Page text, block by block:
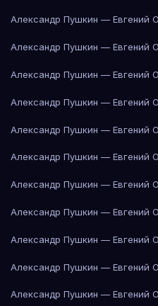
Александр Пушкин — Евгений
Александр Пушкин — Евгений
Александр Пушкин — Евгений
Александр Пушкин — Евгений
Александр Пушкин — Евгений
Александр Пушкин — Евгений
Александр Пушкин — Евгений
Александр Пушкин — Евгений
Александр Пушкин — Евгений
Александр Пушкин — Евгений
Александр Пушкин — Евгений